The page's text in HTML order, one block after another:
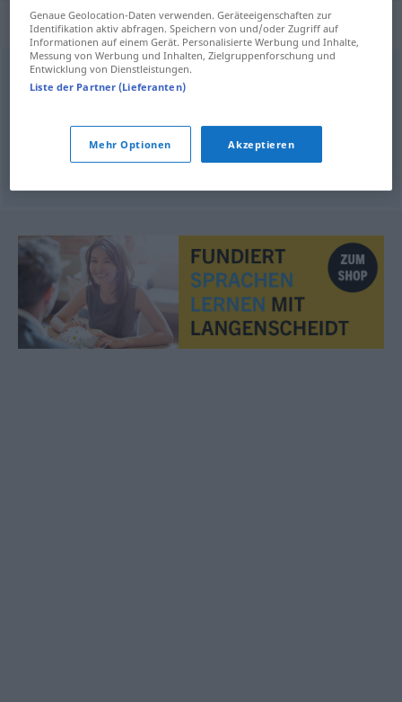
Synonyme für "preiswert"
bezahlbar,günstig,preisgünstig
(Hauptform),kostengünstig
Genaue Geolocation-Daten verwenden. Geräteeigenschaften zur
Identifikation aktiv abfragen. Speichern von und/oder Zugriff auf
Informationen auf einem Gerät. Personalisierte Werbung und Inhalte,
Messung von Werbung und Inhalten, Zielgruppenforschung und
Entwicklung von Dienstleistungen.
Liste der Partner (Lieferanten)
Mehr Optionen Akzeptieren